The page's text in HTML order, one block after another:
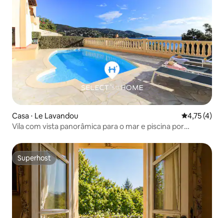
Casa ⋅ Le Lavandou 4,75 de
4,75 (4)
Vila com vista panorâmica para o mar e piscina por
Superhost
Superhost